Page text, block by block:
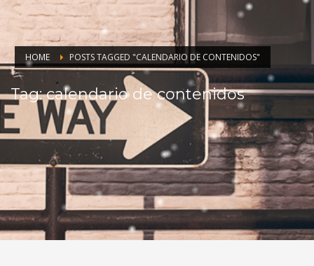
HOME POSTS TAGGED "CALENDARIO DE CONTENIDOS"
Tag: calendario de contenidos